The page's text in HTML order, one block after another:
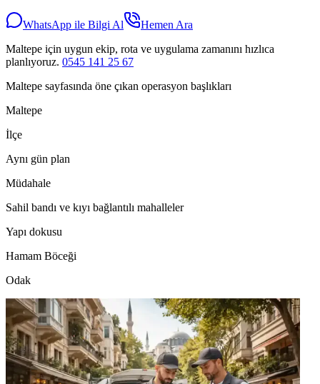
WhatsApp ile Bilgi Al
Hemen Ara
Maltepe için uygun ekip, rota ve uygulama zamanını hızlıca
planlıyoruz. 0545 141 25 67
Maltepe sayfasında öne çıkan operasyon başlıkları
Maltepe
İlçe
Aynı gün plan
Müdahale
Sahil bandı ve kıyı bağlantılı mahalleler
Yapı dokusu
Hamam Böceği
Odak